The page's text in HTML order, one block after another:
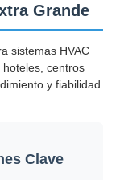
Grande
sistemas HVAC
centros
y fiabilidad
Clave